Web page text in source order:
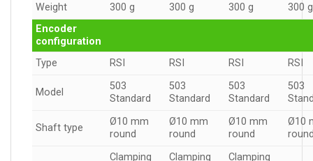
Weight
300 g 300 g 300 g
300 g
Encoder
configuration
Type
RSI RSI RSI RSI
Model
503
Standard
503
Standard
503
Standard
503
Shaft type
Ø10 mm
round
Ø10 mm
round
Ø10 mm
round
Ø10
Clamping
Clamping
Clamping